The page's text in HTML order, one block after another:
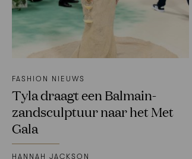
FASHION NIEUWS
Tyla draagt een Balmain-
zandsculptuur naar het Met
Gala
HANNAH JACKSON